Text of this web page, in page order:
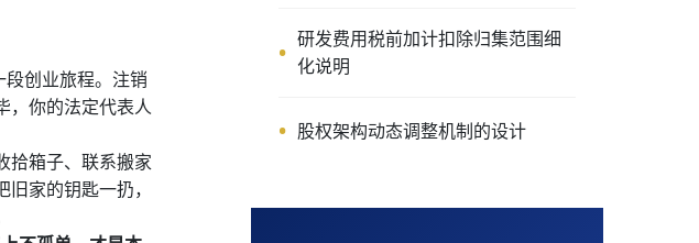
创业旅程。注销
，你的法定代表人
拾箱子、联系搬家
家的钥匙一扔，
研发费用税前加计扣除归集范围细
化说明
股权架构动态调整机制的设计